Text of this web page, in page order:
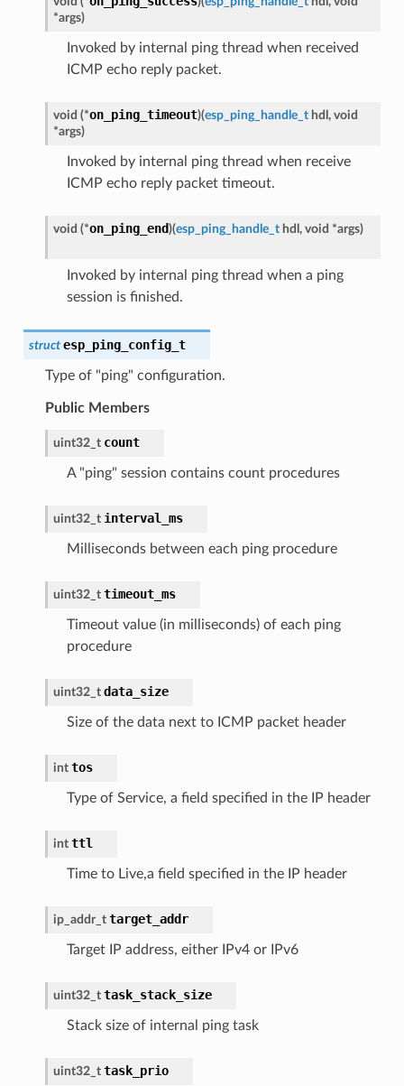
*args)
Invoked by internal ping thread when received
ICMP echo reply packet.
void (*on_ping_timeout)(esp_ping_handle_t hdl , void
*args)
Invoked by internal ping thread when receive
ICMP echo reply packet timeout.
void (*on_ping_end)(esp_ping_handle_t hdl , void *args)
Invoked by internal ping thread when a ping
session is finished.
struct esp_ping_config_t
Type of "ping" configuration.
Public Members
uint32_t count
A "ping" session contains count procedures
uint32_t interval_ms
Milliseconds between each ping procedure
uint32_t timeout_ms
Timeout value (in milliseconds) of each ping
procedure
uint32_t data_size
Size of the data next to ICMP packet header
int tos
Type of Service, a field specified in the IP header
int ttl
Time to Live,a field specified in the IP header
ip_addr_t target_addr
Target IP address, either IPv4 or IPv6
uint32_t task_stack_size
Stack size of internal ping task
uint32_t task_prio